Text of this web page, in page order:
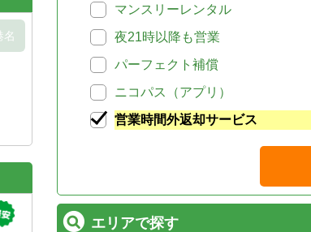
マンスリーレンタル
夜21時以降も営業
パーフェクト補償
ニコパス（アプリ）
営業時間外返却サービス
エリアで探す
名